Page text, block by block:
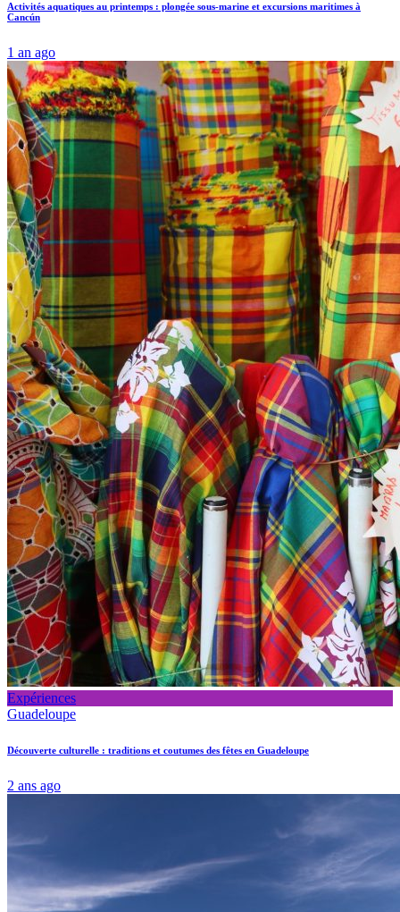
Activités aquatiques au printemps : plongée sous-marine et excursions maritimes à
Cancún
1 an ago
Expériences
Guadeloupe
Découverte culturelle : traditions et coutumes des fêtes en Guadeloupe
2 ans ago